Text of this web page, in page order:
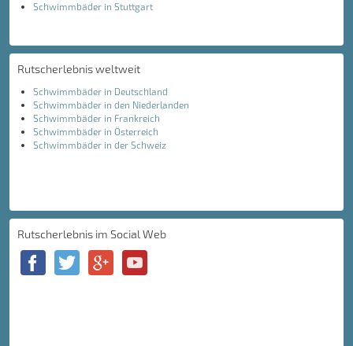
Schwimmbäder in Stuttgart
Rutscherlebnis weltweit
Schwimmbäder in Deutschland
Schwimmbäder in den Niederlanden
Schwimmbäder in Frankreich
Schwimmbäder in Österreich
Schwimmbäder in der Schweiz
Rutscherlebnis im Social Web